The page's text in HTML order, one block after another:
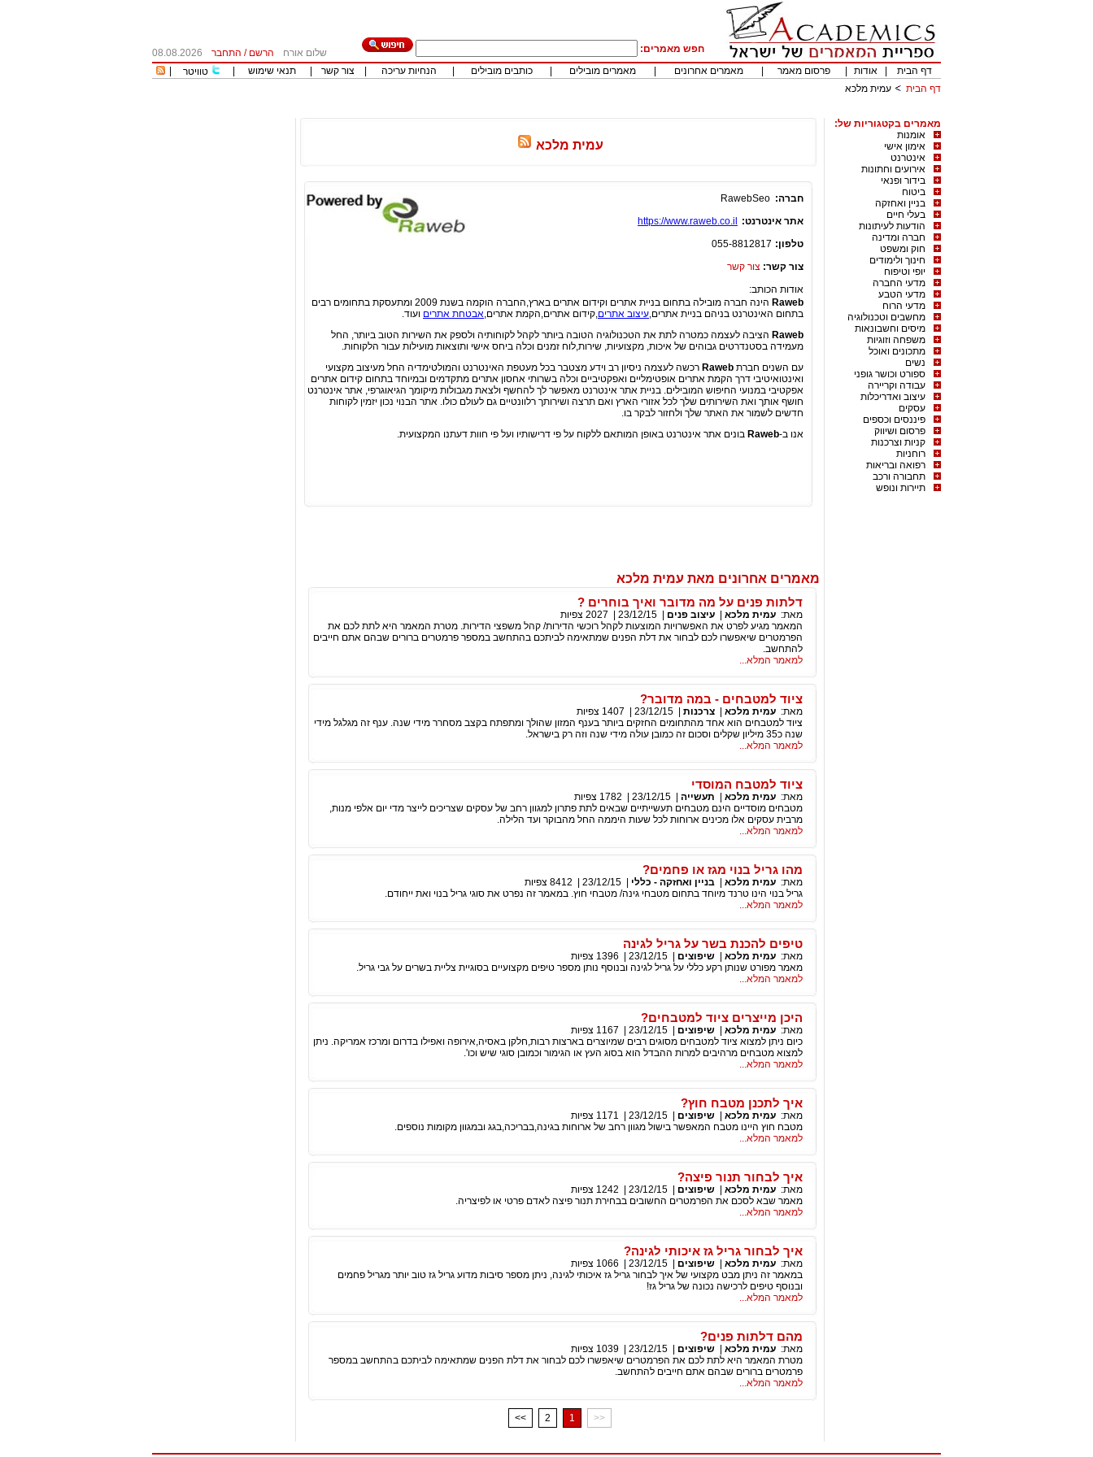
חפש מאמרים: שלום אורח הרשם / התחבר
08.08.2026
דף הבית
אודות פרסום מאמר מאמרים אחרונים מאמרים מובילים כותבים מובילים הנחיות עריכה צור קשר תנאי שימוש טוויטר
דף הבית
עמית מלכא
מאמרים בקטגוריות של:
אומנות
אימון אישי
אינטרנט
אירועים וחתונות
בידור ופנאי
ביטוח
בניין ואחזקה
בעלי חיים
הודעות לעיתונות
חברה ומדינה
חוק ומשפט
חינוך ולימודים
יופי וטיפוח
מדעי החברה
מדעי הטבע
מדעי הרוח
מחשבים וטכנולוגיה
מיסים וחשבונאות
משפחה וזוגיות
מתכונים ואוכל
נשים
ספורט וכושר גופני
עבודה וקריירה
עיצוב ואדריכלות
עסקים
פיננסים וכספים
פרסום ושיווק
קניות וצרכנות
רוחניות
רפואה ובריאות
תחבורה ורכב
תיירות ונופש
עמית מלכא
חברה: RawebSeo
אתר אינטרנט:
https://www.raweb.co.il
טלפון: 055-8812817
צור קשר: צור קשר
אודות הכותב:
Raweb
הינה חברה מובילה בתחום בניית אתרים וקידום אתרים בארץ,החברה הוקמה בשנת 2009 ומתעסקת בתחומים רבים
בתחום האינטרנט בניהם בניית אתרים,עיצוב אתרים,קידום אתרים,הקמת אתרים,אבטחת אתרים ועוד.
Raweb הציבה לעצמה כמטרה לתת את הטכנולוגיה הטובה ביותר לקהל לקוחותיה ולספק את השירות הטוב ביותר, החל
מעמידה בסטנדרטים גבוהים של איכות, מקצועיות, שירות,לוח זמנים וכלה ביחס אישי ותוצאות מועילות עבור הלקוחות.
עם השנים חברת Raweb רכשה לעצמה ניסיון רב וידע מצטבר בכל מעטפת האינטרנט והמולטימדיה החל מעיצוב מקצועי
ואינטואיטיבי דרך הקמת אתרים אופטימליים ואפקטיביים וכלה בשרותי אחסון אתרים מתקדמים ובמיוחד בתחום קידום אתרים
אפקטיבי במנועי החיפוש המובילים. בניית אתר אינטרנט מאפשר לך להחשף ולצאת מגבולות מיקומך הגיאוגרפי, אתר אינטרנט
חושף אותך ואת השירותים שלך לכל אזורי הארץ ואם תרצה ושירותך רלוונטיים גם לעולם כולו. אתר הבנוי נכון יזמין לקוחות
חדשים לשמור את האתר שלך ולחזור לבקר בו.
אנו ב-Raweb בונים אתר אינטרנט באופן המותאם ללקוח על פי דרישותיו ועל פי חוות דעתנו המקצועית.
מאמרים אחרונים מאת עמית מלכא
דלתות פנים על מה מדובר ואיך בוחרים ?
מאת: עמית מלכא עיצוב פנים 23/12/15
2027 צפיות
המאמר מגיע לפרט את האפשרויות המוצעות לקהל רוכשי הדירות/ קהל משפצי הדירות. מטרת המאמר היא לתת לכם את
הפרמטרים שיאפשרו לכם לבחור את דלת הפנים שמתאימה לביתכם בהתחשב במספר פרמטרים ברורים שבהם אתם חייבים
להתחשב.
למאמר המלא...
ציוד למטבחים - במה מדובר?
מאת: עמית מלכא צרכנות 23/12/15
1407 צפיות
ציוד למטבחים הוא אחד מהתחומים החזקים ביותר בענף המזון שהולך ומתפתח בקצב מסחרר מידי שנה. ענף זה מגלגל מידי
שנה כ35 מיליון שקלים וסכום זה כמובן עולה מידי שנה וזה רק בישראל.
למאמר המלא...
ציוד למטבח המוסדי
מאת: עמית מלכא תעשייה 23/12/15
1782 צפיות
מטבחים מוסדיים הינם מטבחים תעשייתיים שבאים לתת פתרון למגוון רחב של עסקים שצריכים לייצר מדי יום אלפי מנות,
מרבית עסקים אלו מכינים ארוחות לכל שעות היממה החל מהבוקר ועד הלילה.
למאמר המלא...
מהו גריל בנוי מגז או פחמים?
מאת: עמית מלכא בניין ואחזקה - כללי 23/12/15
8412 צפיות
גריל בנוי הינו טרנד מיוחד בתחום מטבחי גינה/ מטבחי חוץ. במאמר זה נפרט את סוגי גריל בנוי ואת ייחודם.
למאמר המלא...
טיפים להכנת בשר על גריל לגינה
מאת: עמית מלכא שיפוצים 23/12/15
1396 צפיות
מאמר מפורט שנותן רקע כללי על גריל לגינה ובנוסף נותן מספר טיפים מקצועיים בסוגיית צליית בשרים על גבי גריל.
למאמר המלא...
היכן מייצרים ציוד למטבחים?
מאת: עמית מלכא שיפוצים 23/12/15
1167 צפיות
כיום ניתן למצוא ציוד למטבחים מסוגים רבים שמיוצרים בארצות רבות,חלקן באסיה,אירופה ואפילו בדרום ומרכז אמריקה. ניתן
למצוא מטבחים מרהיבים למרות ההבדל הוא בסוג העץ או הגימור וכמובן סוגי שיש וכו'.
למאמר המלא...
איך לתכנן מטבח חוץ?
מאת: עמית מלכא שיפוצים 23/12/15
1171 צפיות
מטבח חוץ היינו מטבח המאפשר בישול מגוון רחב של ארוחות בגינה,בבריכה,בגג ובמגוון מקומות נוספים.
למאמר המלא...
איך לבחור תנור פיצה?
מאת: עמית מלכא שיפוצים 23/12/15
1242 צפיות
מאמר שבא לסכם את הפרמטרים החשובים בבחירת תנור פיצה לאדם פרטי או לפיצריה.
למאמר המלא...
איך לבחור גריל גז איכותי לגינה?
מאת: עמית מלכא שיפוצים 23/12/15
1066 צפיות
במאמר זה ניתן מבט מקצועי של איך לבחור גריל גז איכותי לגינה, ניתן מספר סיבות מדוע גריל גז טוב יותר מגריל פחמים
ובנוסף טיפים לרכישה נכונה של גריל גז!
למאמר המלא...
מהם דלתות פנים?
מאת: עמית מלכא שיפוצים 23/12/15
1039 צפיות
מטרת המאמר היא לתת לכם את הפרמטרים שיאפשרו לכם לבחור את דלת הפנים שמתאימה לביתכם בהתחשב במספר
פרמטרים ברורים שבהם אתם חייבים להתחשב.
למאמר המלא...
<< 2 1 >>